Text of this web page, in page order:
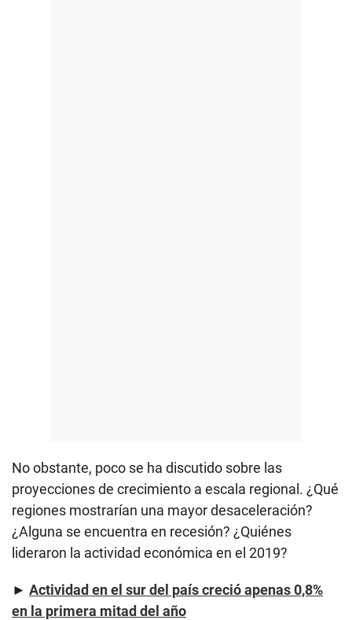
No obstante, poco se ha discutido sobre las
proyecciones de crecimiento a escala regional. ¿Qué
regiones mostrarían una mayor desaceleración?
¿Alguna se encuentra en recesión? ¿Quiénes
lideraron la actividad económica en el 2019?
► Actividad en el sur del país creció apenas 0,8%
en la primera mitad del año